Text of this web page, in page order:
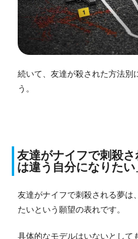
続いて、友達が殺された方法別
う。
友達がナイフで刺殺
は違う自分になりたい
友達がナイフで刺殺される夢は
たいという願望の表れです。
具体的なモデルはいないとして